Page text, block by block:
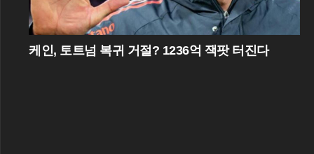
케인, 토트넘 복귀 거절? 1236억 잭팟 터진다